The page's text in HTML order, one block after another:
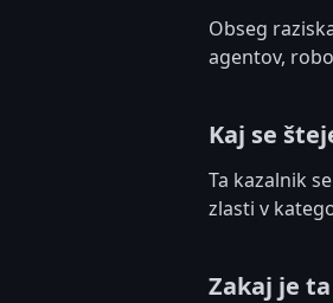
Obseg
agentov,
Kaj se
Ta kazalnik
zlasti v
Zakaj je